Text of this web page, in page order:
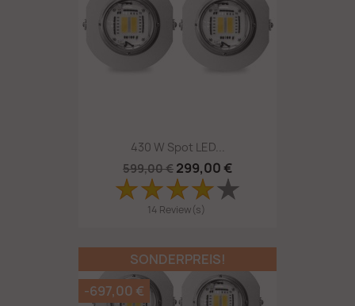
430 W Spot LED...
599,00 € 299,00 €
14 Review(s)
SONDERPREIS!
-697,00 €